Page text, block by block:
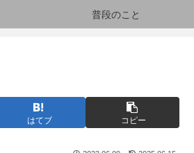
普段のこと
はてブ コピー